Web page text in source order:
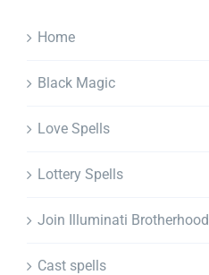
Home
Black Magic
Love Spells
Lottery Spells
Join Illuminati Brotherhood
Cast spells